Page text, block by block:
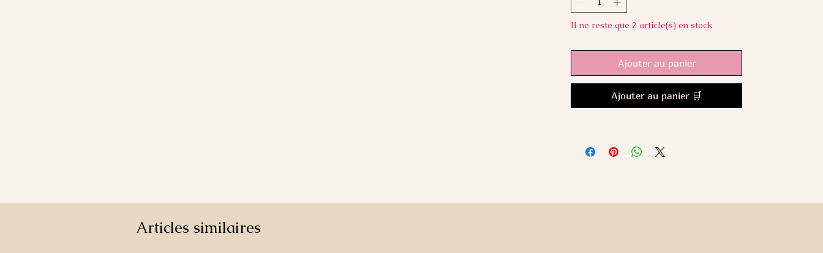
Il ne reste que 2 article(s) en stock
Ajouter au panier
Ajouter au panier 🛒
Articles similaires